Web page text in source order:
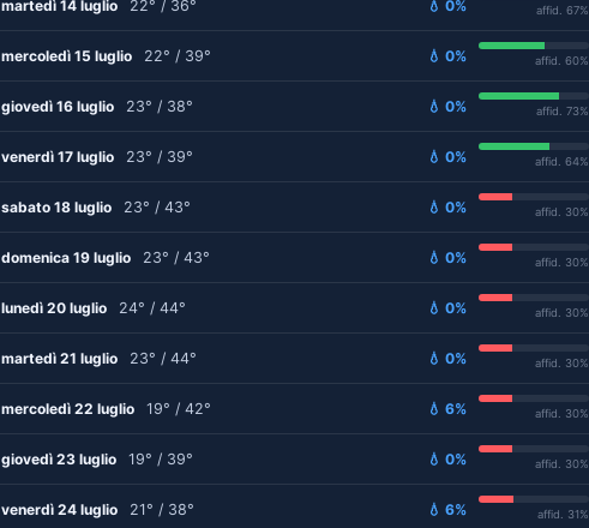
martedì 14 luglio 22° / 36° 💧 0% affid. 67%
mercoledì 15 luglio 22° / 39° 💧 0% affid. 60%
giovedì 16 luglio 23° / 38° 💧 0% affid. 73%
venerdì 17 luglio 23° / 39° 💧 0% affid. 64%
sabato 18 luglio 23° / 43° 💧 0% affid. 30%
domenica 19 luglio 23° / 43° 💧 0% affid. 30%
lunedì 20 luglio 24° / 44° 💧 0% affid. 30%
martedì 21 luglio 23° / 44° 💧 0% affid. 30%
mercoledì 22 luglio 19° / 42° 💧 6% affid. 30%
giovedì 23 luglio 19° / 39° 💧 0% affid. 30%
venerdì 24 luglio 21° / 38° 💧 6% affid. 31%